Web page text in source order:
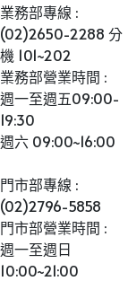
業務部專線 :
(02)2650-2288 分
機 101~202
業務部營業時間 :
週一至週五09:00-
19:30
週六 09:00~16:00
門市部專線 :
(02)2796-5858
門市部營業時間 :
週一至週日
10:00~21:00